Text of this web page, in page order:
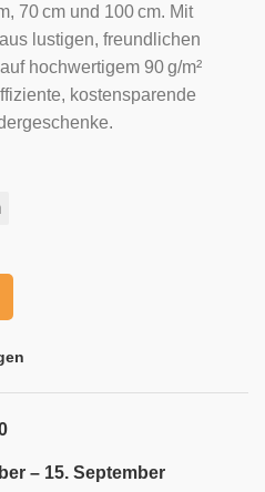
70 cm und 100 cm. Mit
lustigen, freundlichen
hochwertigem 90 g/m²
kostensparende
– 15. September